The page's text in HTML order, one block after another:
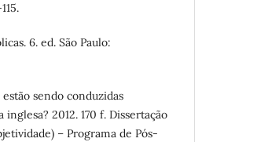
6. ed. São Paulo:
sendo conduzidas
2012. 170 f. Dissertação
– Programa de Pós-